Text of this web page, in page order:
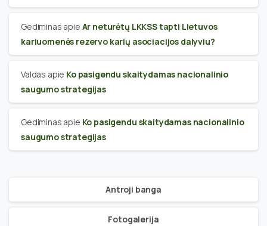
Gediminas apie Ar neturėtų LKKSS tapti Lietuvos
kariuomenės rezervo karių asociacijos dalyviu?
Valdas apie Ko pasigendu skaitydamas nacionalinio
saugumo strategijas
Gediminas apie Ko pasigendu skaitydamas nacionalinio
saugumo strategijas
Antroji banga
Fotogalerija